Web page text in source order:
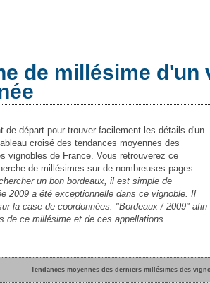
de millésime d'un
de départ pour trouver facilement les détails d'un
croisé des tendances moyennes des
vignobles de France. Vous retrouverez ce
de millésimes sur de nombreuses pages.
un bon bordeaux, il est simple de
2009 a été exceptionnelle dans ce vignoble. Il
la case de coordonnées: "Bordeaux / 2009" afin
de ce millésime et de ces appellations.
Tendances moyennes des derniers millésimes des